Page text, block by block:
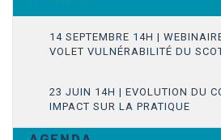
14 SEPTEMBRE 14H |
VOLET VULNÉRABILITÉ DU
23 JUIN 14H | EVOLUTION DU
IMPACT SUR LA PRATIQUE